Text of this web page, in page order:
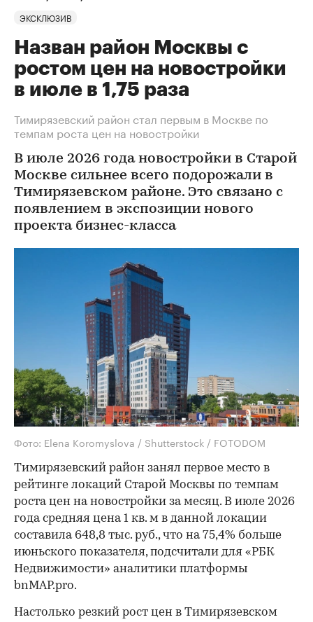
ЭКСКЛЮЗИВ
Назван район Москвы с
ростом цен на новостройки
в июле в 1,75 раза
Тимирязевский район стал первым в Москве по
темпам роста цен на новостройки
В июле 2026 года новостройки в Старой
Москве сильнее всего подорожали в
Тимирязевском районе. Это связано с
появлением в экспозиции нового
проекта бизнес-класса
Фото: Elena Koromyslova / Shutterstock / FOTODOM
Тимирязевский район занял первое место в
рейтинге локаций Старой Москвы по темпам
роста цен на новостройки за месяц. В июле 2026
года средняя цена 1 кв. м в данной локации
составила 648,8 тыс. руб., что на 75,4% больше
июньского показателя, подсчитали для «РБК
Недвижимости» аналитики платформы
bnMAP.pro.
Настолько резкий рост цен в Тимирязевском